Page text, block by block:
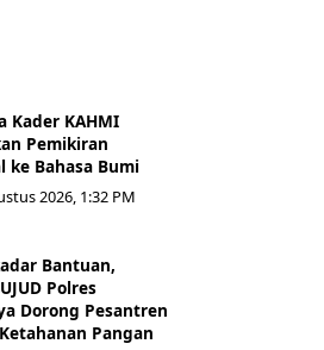
Kader KAHMI
Pemikiran
Bahasa Bumi
2026, 1:32 PM
Bantuan,
Polres
Dorong Pesantren
Pangan